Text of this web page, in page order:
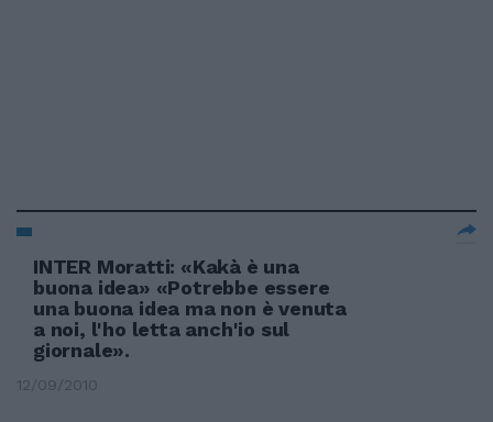
INTER Moratti: «Kakà è una
buona idea» «Potrebbe essere
una buona idea ma non è venuta
a noi, l'ho letta anch'io sul
giornale».
12/09/2010